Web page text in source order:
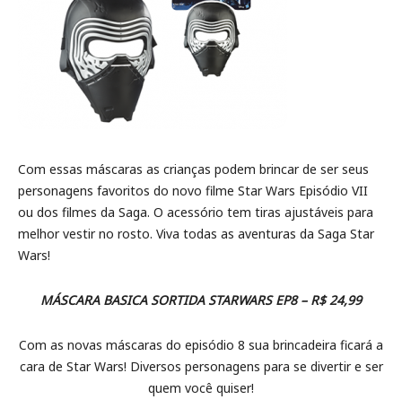
Com essas máscaras as crianças podem brincar de ser seus
personagens favoritos do novo filme Star Wars Episódio VII
ou dos filmes da Saga. O acessório tem tiras ajustáveis para
melhor vestir no rosto. Viva todas as aventuras da Saga Star
Wars!
MÁSCARA BASICA SORTIDA STARWARS EP8 – R$ 24,99
Com as novas máscaras do episódio 8 sua brincadeira ficará a
cara de Star Wars! Diversos personagens para se divertir e ser
quem você quiser!